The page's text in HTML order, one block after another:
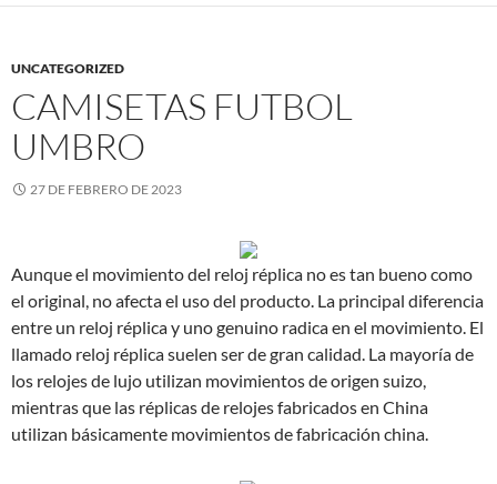
UNCATEGORIZED
CAMISETAS FUTBOL
UMBRO
27 DE FEBRERO DE 2023
Aunque el movimiento del reloj réplica no es tan bueno como
el original, no afecta el uso del producto. La principal diferencia
entre un reloj réplica y uno genuino radica en el movimiento. El
llamado reloj réplica suelen ser de gran calidad. La mayoría de
los relojes de lujo utilizan movimientos de origen suizo,
mientras que las réplicas de relojes fabricados en China
utilizan básicamente movimientos de fabricación china.